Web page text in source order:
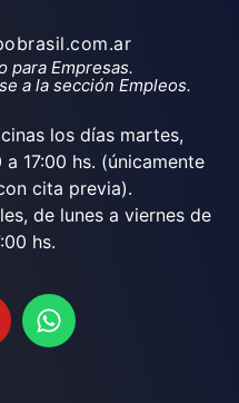
para Empresas.
a la sección Empleos.
los días martes,
17:00 hs. (únicamente
cita previa).
de lunes a viernes de
hs.